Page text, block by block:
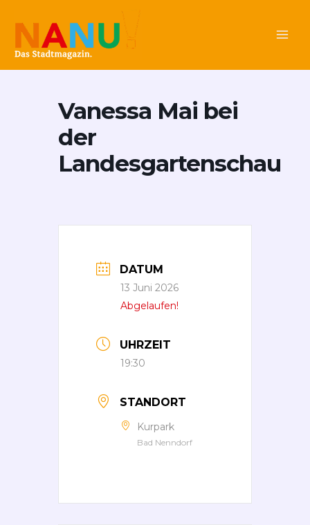
Inhalt
springen
Vanessa Mai bei
der
Landesgartenschau
DATUM
13 Juni 2026
Abgelaufen!
UHRZEIT
19:30
STANDORT
Kurpark
Bad Nenndorf